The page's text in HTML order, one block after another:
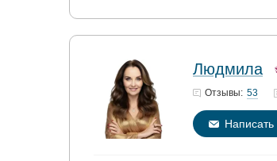
Людмила
Отзывы: 53